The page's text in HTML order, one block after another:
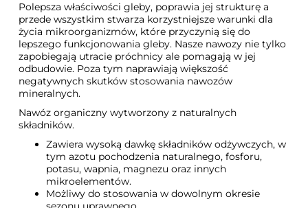
Polepsza właściwości gleby, poprawia jej strukturę a
przede wszystkim stwarza korzystniejsze warunki dla
życia mikroorganizmów, które przyczynią się do
lepszego funkcjonowania gleby. Nasze nawozy nie tylko
zapobiegają utracie próchnicy ale pomagają w jej
odbudowie. Poza tym naprawiają większość
negatywnych skutków stosowania nawozów
mineralnych.
Nawóz organiczny wytworzony z naturalnych
składników.
Zawiera wysoką dawkę składników odżywczych, w
tym azotu pochodzenia naturalnego, fosforu,
potasu, wapnia, magnezu oraz innych
mikroelementów.
Możliwy do stosowania w dowolnym okresie